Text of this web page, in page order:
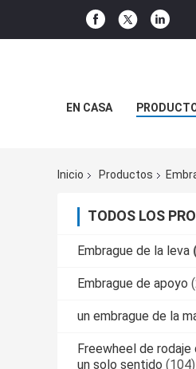
EN CASA
Inicio Productos
TODOS LOS
Embrague de la leva
Embrague de apoyo
un embrague de la
Freewheel de
un solo sentido (104)